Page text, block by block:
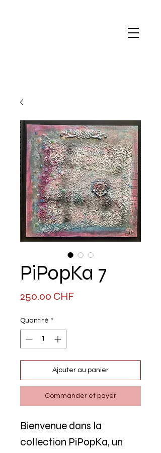
PiPopKa 7
250.00 CHFPrix
Quantité *
Ajouter au panier
Commander et payer
Bienvenue dans la
collection PiPopKa, un